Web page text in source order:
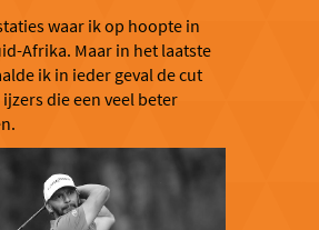
waar ik op hoopte in
Afrika. Maar in het laatste
ik in ieder geval de cut
die een veel beter